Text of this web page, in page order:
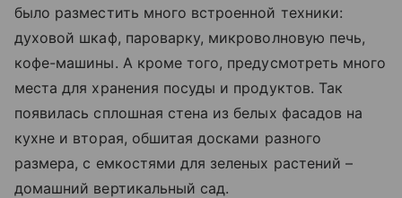
было разместить много встроенной техники:
духовой шкаф, пароварку, микроволновую печь,
кофе-машины. А кроме того, предусмотреть много
места для хранения посуды и продуктов. Так
появилась сплошная стена из белых фасадов на
кухне и вторая, обшитая досками разного
размера, с емкостями для зеленых растений –
домашний вертикальный сад.